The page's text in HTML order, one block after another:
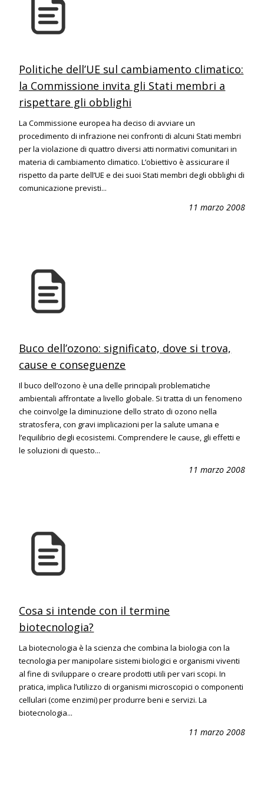
Politiche dell’UE sul cambiamento climatico:
la Commissione invita gli Stati membri a
rispettare gli obblighi
La Commissione europea ha deciso di avviare un
procedimento di infrazione nei confronti di alcuni Stati membri
per la violazione di quattro diversi atti normativi comunitari in
materia di cambiamento climatico. L’obiettivo è assicurare il
rispetto da parte dell’UE e dei suoi Stati membri degli obblighi di
comunicazione previsti...
11 marzo 2008
Buco dell’ozono: significato, dove si trova,
cause e conseguenze
Il buco dell’ozono è una delle principali problematiche
ambientali affrontate a livello globale. Si tratta di un fenomeno
che coinvolge la diminuzione dello strato di ozono nella
stratosfera, con gravi implicazioni per la salute umana e
l’equilibrio degli ecosistemi. Comprendere le cause, gli effetti e
le soluzioni di questo...
11 marzo 2008
Cosa si intende con il termine
biotecnologia?
La biotecnologia è la scienza che combina la biologia con la
tecnologia per manipolare sistemi biologici e organismi viventi
al fine di sviluppare o creare prodotti utili per vari scopi. In
pratica, implica l’utilizzo di organismi microscopici o componenti
cellulari (come enzimi) per produrre beni e servizi. La
biotecnologia...
11 marzo 2008